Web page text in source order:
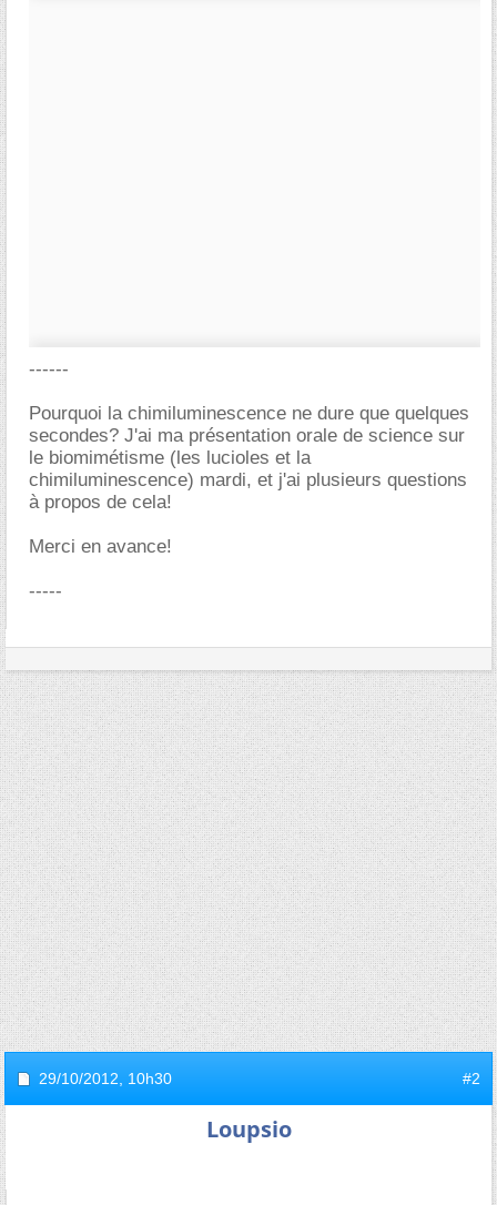
------
Pourquoi la chimiluminescence ne dure que quelques
secondes? J'ai ma présentation orale de science sur
le biomimétisme (les lucioles et la
chimiluminescence) mardi, et j'ai plusieurs questions
à propos de cela!
Merci en avance!
-----
29/10/2012, 10h30 #2
Loupsio